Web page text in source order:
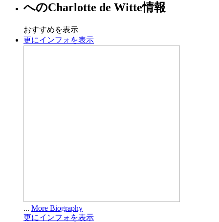
へのCharlotte de Witte情報
おすすめを表示
更にインフォを表示
... More Biography
更にインフォを表示